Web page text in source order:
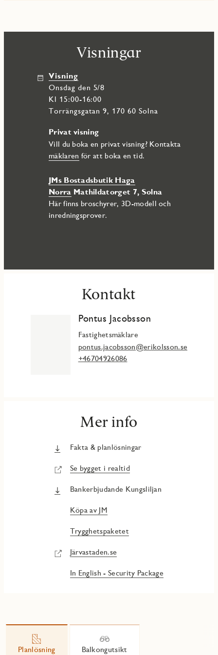
närheten. Runt knuten erbjuds bra närservice, butiker samt
Visningar
Visning
onsdag den 5/8
Kl 15:00-16:00
Torrängsgatan 9, 170 60 Solna
Privat visning
Vill du boka en privat visning? Kontakta
mäklaren för att boka en tid.
JMs Bostadsbutik Haga
Norra Mathildatorget 7, Solna
Här finns broschyrer, 3D-modell och
inredningsprover.
Kontakt
Pontus Jacobsson
Fastighetsmäklare
pontus.jacobsson@erikolsson.se
+46704926086
Mer info
Fakta & planlösningar
Se bygget i realtid
Bankerbjudande Kungsliljan
Köpa av JM
Trygghetspaketet
Järvastaden.se
In English - Security Package
Planlösning Balkongutsikt